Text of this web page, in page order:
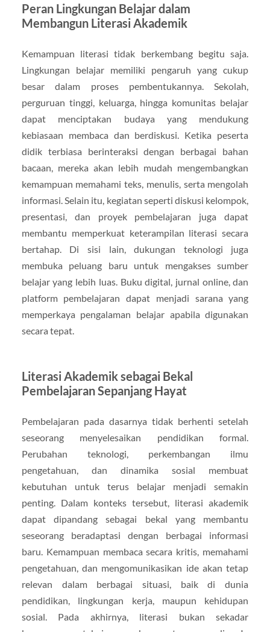
Peran Lingkungan Belajar dalam
Membangun Literasi Akademik
Kemampuan literasi tidak berkembang begitu saja.
Lingkungan belajar memiliki pengaruh yang cukup
besar dalam proses pembentukannya. Sekolah,
perguruan tinggi, keluarga, hingga komunitas belajar
dapat menciptakan budaya yang mendukung
kebiasaan membaca dan berdiskusi. Ketika peserta
didik terbiasa berinteraksi dengan berbagai bahan
bacaan, mereka akan lebih mudah mengembangkan
kemampuan memahami teks, menulis, serta mengolah
informasi. Selain itu, kegiatan seperti diskusi kelompok,
presentasi, dan proyek pembelajaran juga dapat
membantu memperkuat keterampilan literasi secara
bertahap. Di sisi lain, dukungan teknologi juga
membuka peluang baru untuk mengakses sumber
belajar yang lebih luas. Buku digital, jurnal online, dan
platform pembelajaran dapat menjadi sarana yang
memperkaya pengalaman belajar apabila digunakan
secara tepat.
Literasi Akademik sebagai Bekal
Pembelajaran Sepanjang Hayat
Pembelajaran pada dasarnya tidak berhenti setelah
seseorang menyelesaikan pendidikan formal.
Perubahan teknologi, perkembangan ilmu
pengetahuan, dan dinamika sosial membuat
kebutuhan untuk terus belajar menjadi semakin
penting. Dalam konteks tersebut, literasi akademik
dapat dipandang sebagai bekal yang membantu
seseorang beradaptasi dengan berbagai informasi
baru. Kemampuan membaca secara kritis, memahami
pengetahuan, dan mengomunikasikan ide akan tetap
relevan dalam berbagai situasi, baik di dunia
pendidikan, lingkungan kerja, maupun kehidupan
sosial. Pada akhirnya, literasi bukan sekadar